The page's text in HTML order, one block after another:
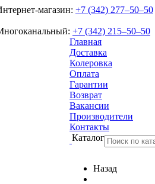
магазин: +7 (342) 277‒50‒50
+7 (342) 215‒50‒50
Главная
Доставка
Колеровка
Оплата
Гарантии
Возврат
Вакансии
Производители
Контакты
Каталог
Назад